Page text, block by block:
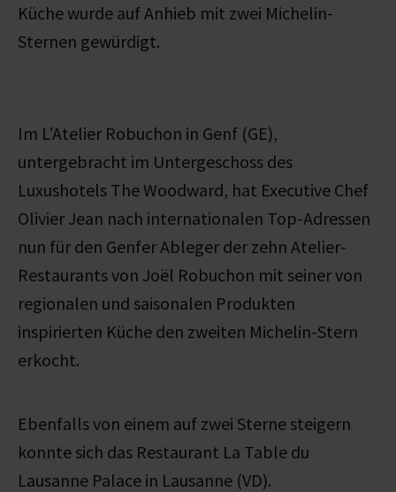
Küche wurde auf Anhieb mit zwei Michelin-
Sternen gewürdigt.
Im L’Atelier Robuchon in Genf (GE),
untergebracht im Untergeschoss des
Luxushotels The Woodward, hat Executive Chef
Olivier Jean nach internationalen Top-Adressen
nun für den Genfer Ableger der zehn Atelier-
Restaurants von Joël Robuchon mit seiner von
regionalen und saisonalen Produkten
inspirierten Küche den zweiten Michelin-Stern
erkocht.
Ebenfalls von einem auf zwei Sterne steigern
konnte sich das Restaurant La Table du
Lausanne Palace in Lausanne (VD).